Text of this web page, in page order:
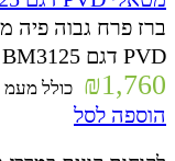
ברז פרח גבוה פיה
PVD דגם BM3125
₪1,760 כולל מעמ
הוספה לסל